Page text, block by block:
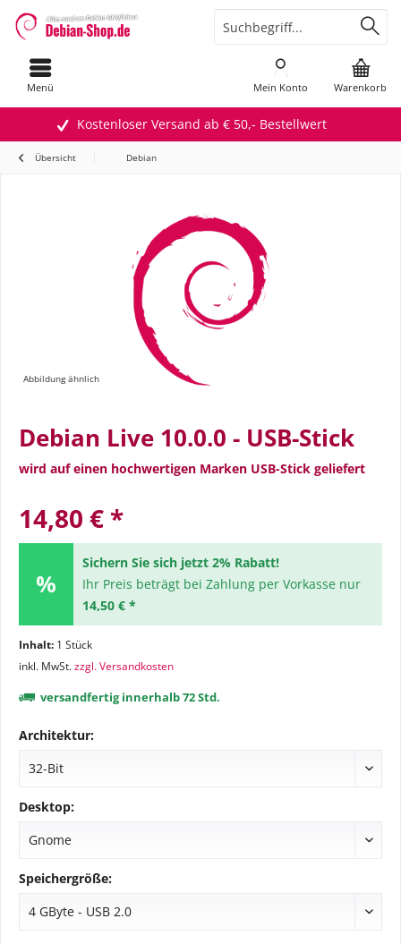
Kostenloser Versand ab € 50,- Bestellwert
Menü Warenkorb
Mein Konto
Übersicht Debian
Abbildung ähnlich
Debian Live 10.0.0 - USB-Stick
wird auf einen hochwertigen Marken USB-Stick geliefert
14,80 € *
Sichern Sie sich jetzt 2% Rabatt!
Ihr Preis beträgt bei Zahlung per Vorkasse nur
14,50 € *
Inhalt: 1 Stück
inkl. MwSt.zzgl. Versandkosten
versandfertig innerhalb 72 Std.
Architektur:
Desktop:
Speichergröße: